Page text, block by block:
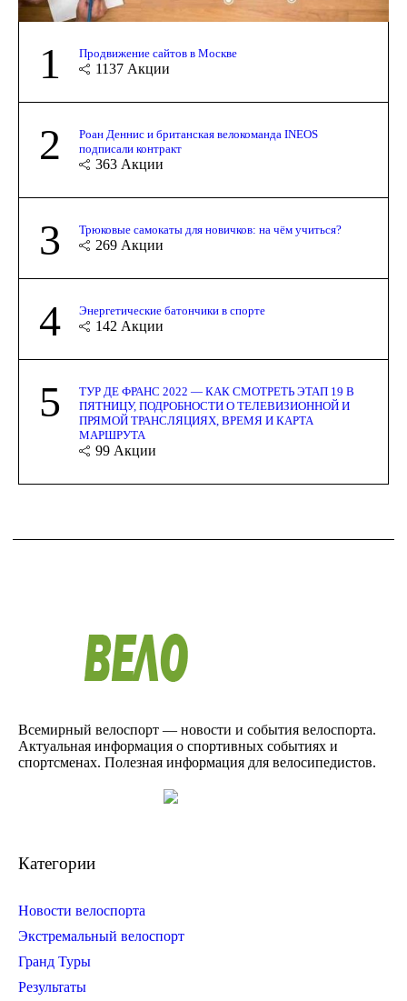
1 Продвижение сайтов в Москве
1137 Акции
2
Роан Деннис и британская велокоманда INEOS
подписали контракт
363 Акции
3 Трюковые самокаты для новичков: на чём учиться?
269 Акции
4 Энергетические батончики в спорте
142 Акции
5
ТУР ДЕ ФРАНС 2022 — КАК СМОТРЕТЬ ЭТАП 19 В
ПЯТНИЦУ, ПОДРОБНОСТИ О ТЕЛЕВИЗИОННОЙ И
ПРЯМОЙ ТРАНСЛЯЦИЯХ, ВРЕМЯ И КАРТА
МАРШРУТА
99 Акции
Всемирный велоспорт — новости и события велоспорта.
Актуальная информация о спортивных событиях и
спортсменах. Полезная информация для велосипедистов.
Категории
Новости велоспорта
Экстремальный велоспорт
Гранд Туры
Результаты